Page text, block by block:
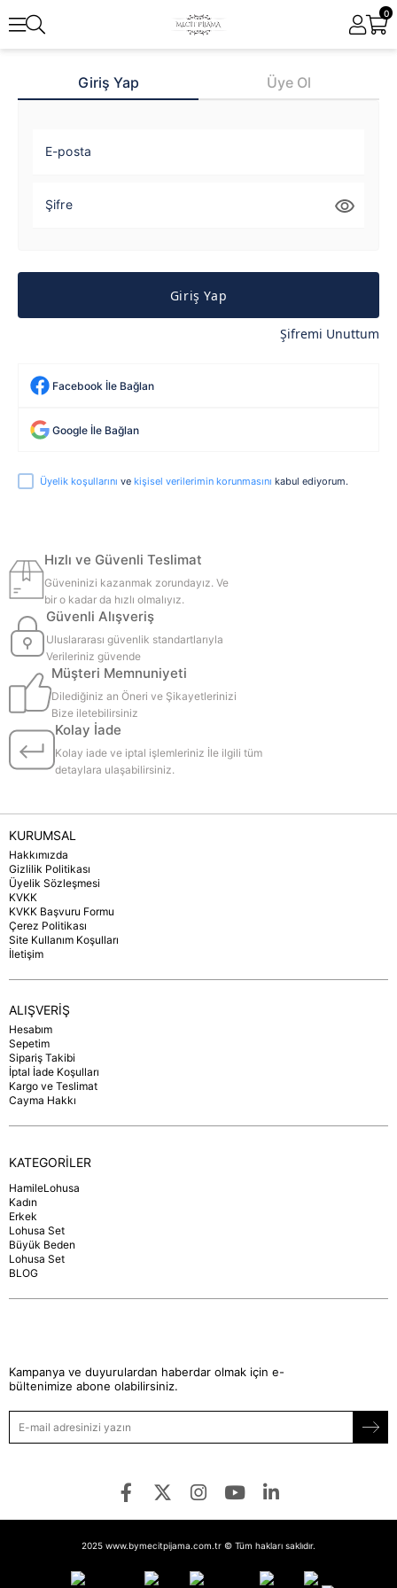
0
Giriş Yap Üye Ol
E-posta
Şifre
Giriş Yap
Şifremi Unuttum
Facebook İle Bağlan
Google İle Bağlan
Üyelik koşullarını ve kişisel verilerimin korunmasını kabul ediyorum.
Hızlı ve Güvenli Teslimat
Güveninizi kazanmak zorundayız. Ve
bir o kadar da hızlı olmalıyız.
Güvenli Alışveriş
Uluslararası güvenlik standartlarıyla
Verileriniz güvende
Müşteri Memnuniyeti
Dilediğiniz an Öneri ve Şikayetlerinizi
Bize iletebilirsiniz
Kolay İade
Kolay iade ve iptal işlemleriniz İle ilgili tüm
detaylara ulaşabilirsiniz.
KURUMSAL
Hakkımızda
Gizlilik Politikası
Üyelik Sözleşmesi
KVKK
KVKK Başvuru Formu
Çerez Politikası
Site Kullanım Koşulları
İletişim
ALIŞVERİŞ
Hesabım
Sepetim
Sipariş Takibi
İptal İade Koşulları
Kargo ve Teslimat
Cayma Hakkı
KATEGORİLER
HamileLohusa
Kadın
Erkek
Lohusa Set
Büyük Beden
Lohusa Set
BLOG
Kampanya ve duyurulardan haberdar olmak için e-
bültenimize abone olabilirsiniz.
2025 www.bymecitpijama.com.tr © Tüm hakları saklıdır.